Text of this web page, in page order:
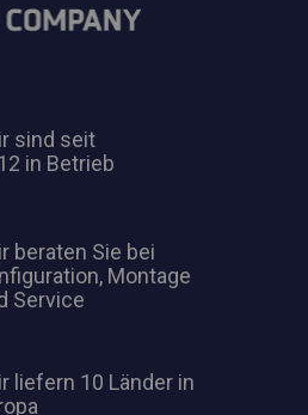
sind seit
in Betrieb
beraten Sie bei
Montage
Service
liefern 10 Länder in